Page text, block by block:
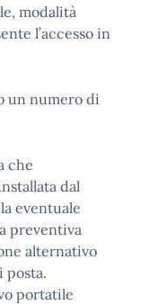
modalità
l’accesso in
un numero di
che
dal
eventuale
preventiva
alternativo
posta.
portatile